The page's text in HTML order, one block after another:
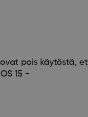
pois käytöstä, et
15 -